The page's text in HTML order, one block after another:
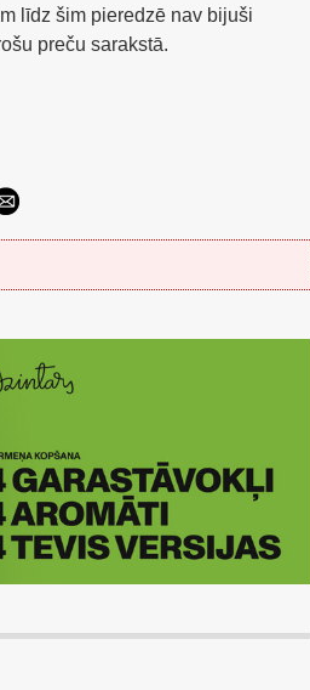
līdz šim pieredzē nav bijuši
preču sarakstā.